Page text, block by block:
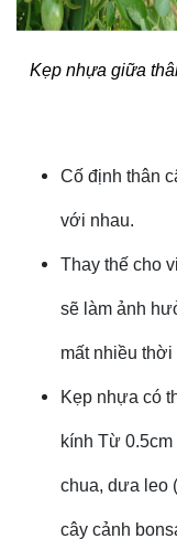
Kẹp nhựa giữa
Cố định thân
với nhau.
Thay thế cho
sẽ làm ảnh
mất nhiều thời
Kẹp nhựa có
kính Từ
chua, dưa leo
cây cảnh